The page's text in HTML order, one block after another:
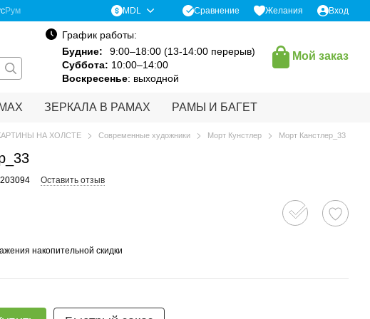
Рум MDL Сравнение Желания Вход
График работы:
Будние:
9:00–18:00 (13-14:00 перерыв)
Суббота: 10:00–14:00
Воскресенье: выходной
Мой заказ
ЗЕРКАЛА В РАМАХ РАМЫ И БАГЕТ
НА ХОЛСТЕ Современные художники Морт Кунстлер Морт Канстлер_33
Оставить отзыв
накопительной скидки